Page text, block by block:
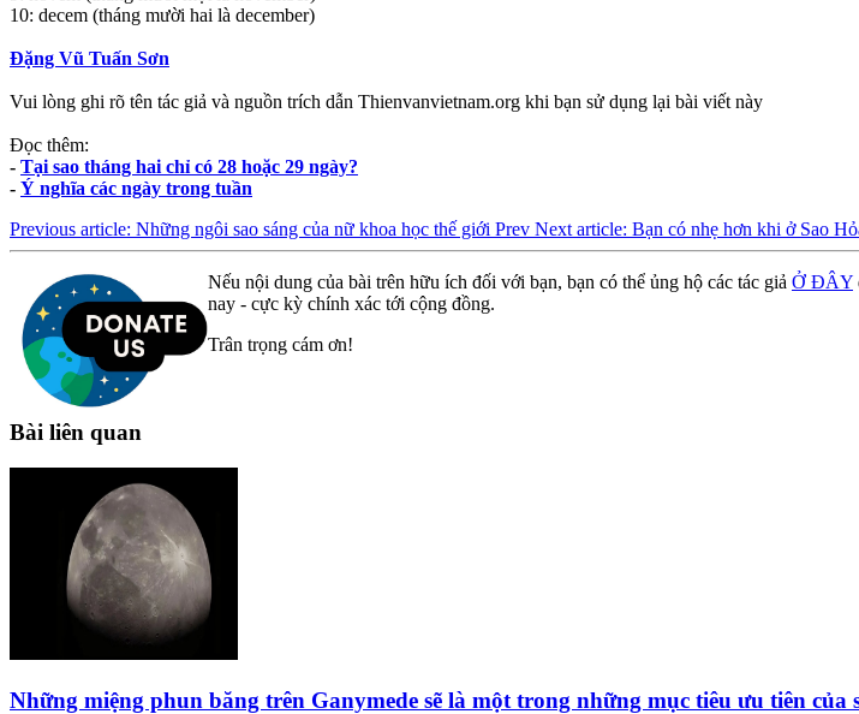
10: decem (tháng mười hai là december)
Đặng Vũ Tuấn Sơn
Vui lòng ghi rõ tên tác giả và nguồn trích dẫn Thienvanvietnam.org khi bạn sử dụng lại bài viết này
Đọc thêm:
- Tại sao tháng hai chỉ có 28 hoặc 29 ngày?
- Ý nghĩa các ngày trong tuần
Previous article: Những ngôi sao sáng của nữ khoa học thế giới Prev Next article: Bạn có nhẹ hơn khi ở Sao
Nếu nội dung của bài trên hữu ích đối với bạn, bạn có thể ủng hộ các tác giả Ở ĐÂY
nay - cực kỳ chính xác tới cộng đồng.
Trân trọng cám ơn!
Bài liên quan
Những miệng phun băng trên Ganymede sẽ là một trong những mục tiêu ưu tiên của